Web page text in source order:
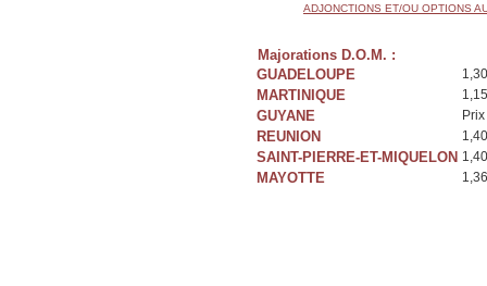
ADJONCTIONS ET/OU OPTIONS
Majorations D.O.M. :
GUADELOUPE
MARTINIQUE
GUYANE
REUNION
SAINT-PIERRE-ET-MIQUELON
MAYOTTE